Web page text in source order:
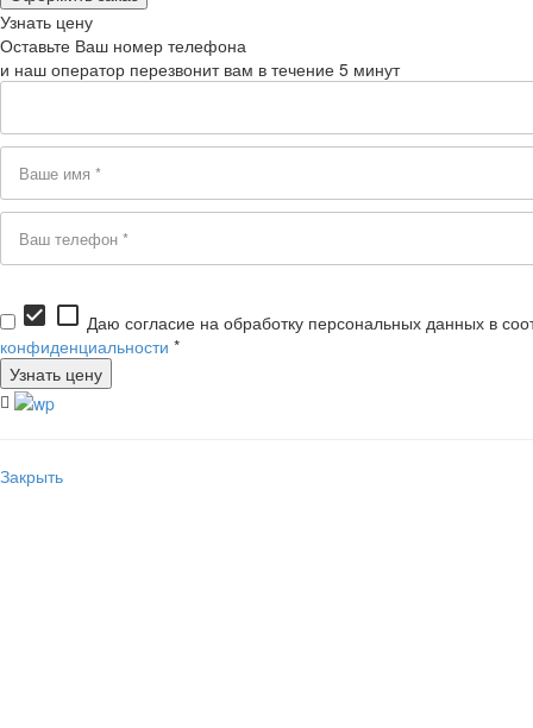
Узнать цену
Оставьте Ваш номер телефона
и наш оператор перезвонит вам в течение 5 минут
check_box check_box_outline_blank Даю согласие на обработку персональных данных в
конфиденциальности *
Закрыть